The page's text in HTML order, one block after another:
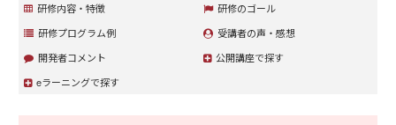
研修内容・特徴
研修のゴール
研修プログラム例
受講者の声・感想
開発者コメント
公開講座で探す
eラーニングで探す